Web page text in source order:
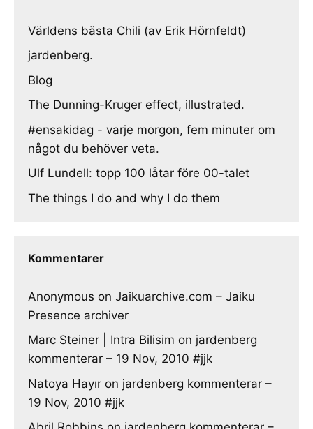
Världens bästa Chili (av Erik Hörnfeldt)
jardenberg.
Blog
The Dunning-Kruger effect, illustrated.
#ensakidag - varje morgon, fem minuter om
något du behöver veta.
Ulf Lundell: topp 100 låtar före 00-talet
The things I do and why I do them
Kommentarer
Anonymous on Jaikuarchive.com – Jaiku
Presence archiver
Marc Steiner | Intra Bilisim on jardenberg
kommenterar – 19 Nov, 2010 #jjk
Natoya Hayır on jardenberg kommenterar –
19 Nov, 2010 #jjk